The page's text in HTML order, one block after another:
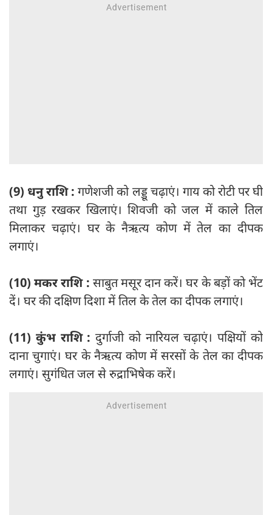
(9) धनु राशि : गणेशजी को लड्डू चढ़ाएं। गाय को रोटी पर घी
तथा गुड़ रखकर खिलाएं। शिवजी को जल में काले तिल
मिलाकर चढ़ाएं। घर के नैऋत्य कोण में तेल का दीपक
लगाएं।
(10) मकर राशि : साबुत मसूर दान करें। घर के बड़ों को भेंट
दें। घर की दक्षिण दिशा में तिल के तेल का दीपक लगाएं।
(11) कुंभ राशि :दुर्गाजी को नारियल चढ़ाएं। पक्षियों को
दाना चुगाएं। घर के नैऋत्य कोण में सरसों के तेल का दीपक
लगाएं। सुगंधित जल से रुद्राभिषेक करें।